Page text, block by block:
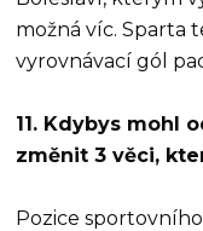
možná víc. Sparta
vyrovnávací gól
11. Kdybys mohl
změnit 3 věci,
Pozice